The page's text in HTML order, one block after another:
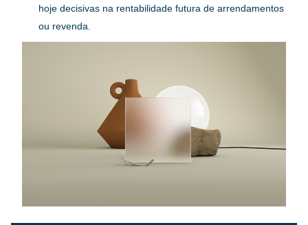
hoje decisivas na rentabilidade futura de arrendamentos
ou revenda.